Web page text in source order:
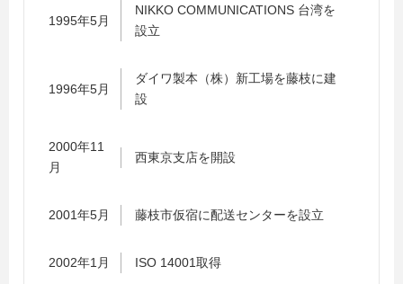
1995年5月
NIKKO COMMUNICATIONS 台湾を
設立
1996年5月
ダイワ製本（株）新工場を藤枝に建
設
2000年11
月
西東京支店を開設
2001年5月 藤枝市仮宿に配送センターを設立
2002年1月 ISO 14001取得